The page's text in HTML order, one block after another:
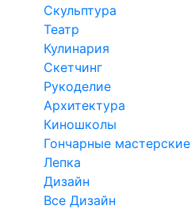
Скульптура
Театр
Кулинария
Скетчинг
Рукоделие
Архитектура
Киношколы
Гончарные мастерские
Лепка
Дизайн
Все Дизайн